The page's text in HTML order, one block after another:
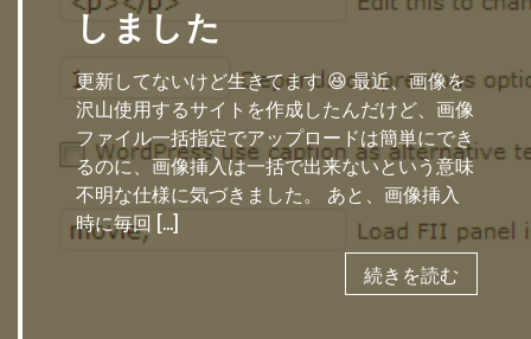
しました
更新してないけど生きてます 😆 最近、画像を
沢山使用するサイトを作成したんだけど、画像
ファイル一括指定でアップロードは簡単にでき
るのに、画像挿入は一括で出来ないという意味
不明な仕様に気づきました。 あと、画像挿入
時に毎回 […]
続きを読む